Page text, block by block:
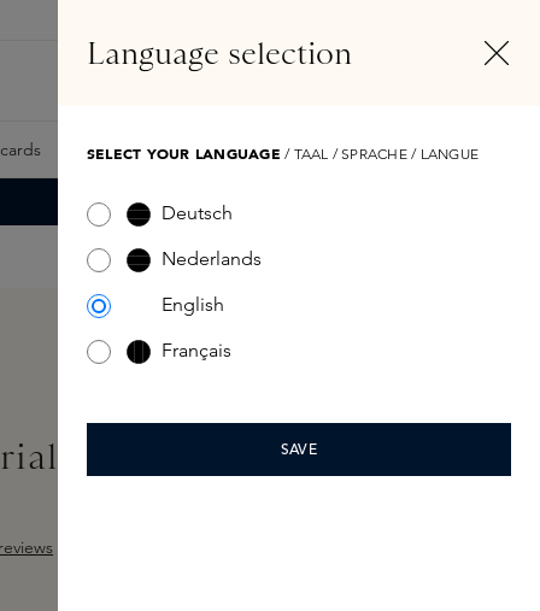
Samples Skins Exclusives Skins Boxen
Scented Candle
Language selection
SELECT YOUR LANGUAGE / TAAL / SPRACHE / LANGUE
Deutsch
Nederlands
English
Français
SAVE